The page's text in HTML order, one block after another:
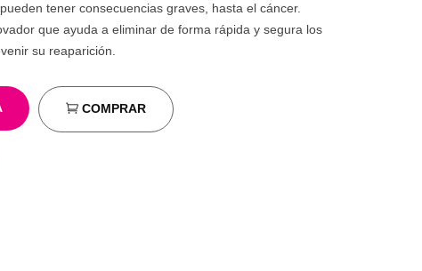
tener consecuencias graves, hasta el cáncer.
que ayuda a eliminar de forma rápida y segura los
su reaparición.
COMPRAR